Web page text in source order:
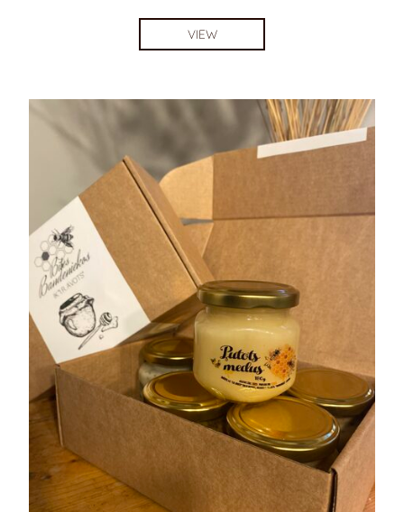
VIEW